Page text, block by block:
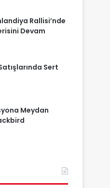
Rallisi’nde
Devam
Sert
Meydan